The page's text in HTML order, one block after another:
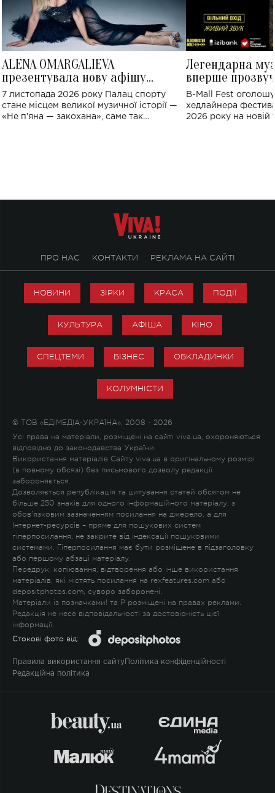
ALENA OMARGALIEVA
презентувала нову афішу
великого концерту в Палаці
спорту
7 листопада 2026 року Палац спорту
стане місцем великої музичної історії —
«Не пʼяна — закохана», саме так
Легендарна
вперше
Україні: де
B-Mall Fest
хедлайнера
2026 року на новій
ПРО НАС КОНТАКТИ РЕКЛАМА НА САЙТІ
НОВИНИ ЗІРКИ КРАСА ПОДІЇ
КУЛЬТУРА АФІША КІНО
СПЕЦТЕМИ БІЗНЕС ОБКЛАДИНКИ
КОЛУМНІСТИ
© ТОВ «ЕДІМЕДІА-УКРАЇНА», 2008 - 2026
Усі права на матеріали, розміщені на сайті viva.ua, охороняються
відповідно до законодавства України.
Використання матеріалів Сайту viva.ua в оригінальному розмірі
(в повному обсязі) без письмового дозволу редакції
забороняється.
Дозволяється републікація та цитування статей обсягом не
більше 250 знаків для одного інформаційного матеріалу, з
обов'язковим зазначенням посилання на джерело, а для
Інтернет-ресурсів – пряме для пошукових систем
гіперпосилання, не закрите від індексації пошуковими
системами. Гіперпосилання має бути розміщене в підзаголовку
або першому абзаці матеріалу.
Передрук, копіювання, відтворення або інше використання
матеріалів, які містять посилання на rexfeatures.com або
depositphotos.com, суворо заборонені.
Матеріали із позначками! та P розміщені на правах реклами.
Редакція не несе відповідальності за достовірність цієї
інформації.
Стокові фото від:
Правила використання сайту Політика конфіденційності
Редакційна політика